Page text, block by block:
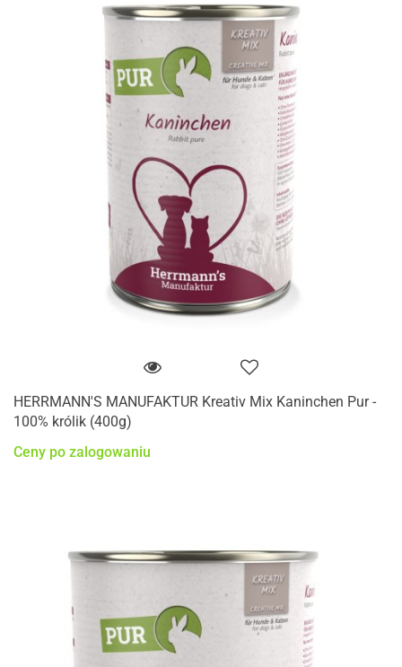
HERRMANN'S MANUFAKTUR Kreativ Mix Kaninchen Pur -
100% królik (400g)
Ceny po zalogowaniu